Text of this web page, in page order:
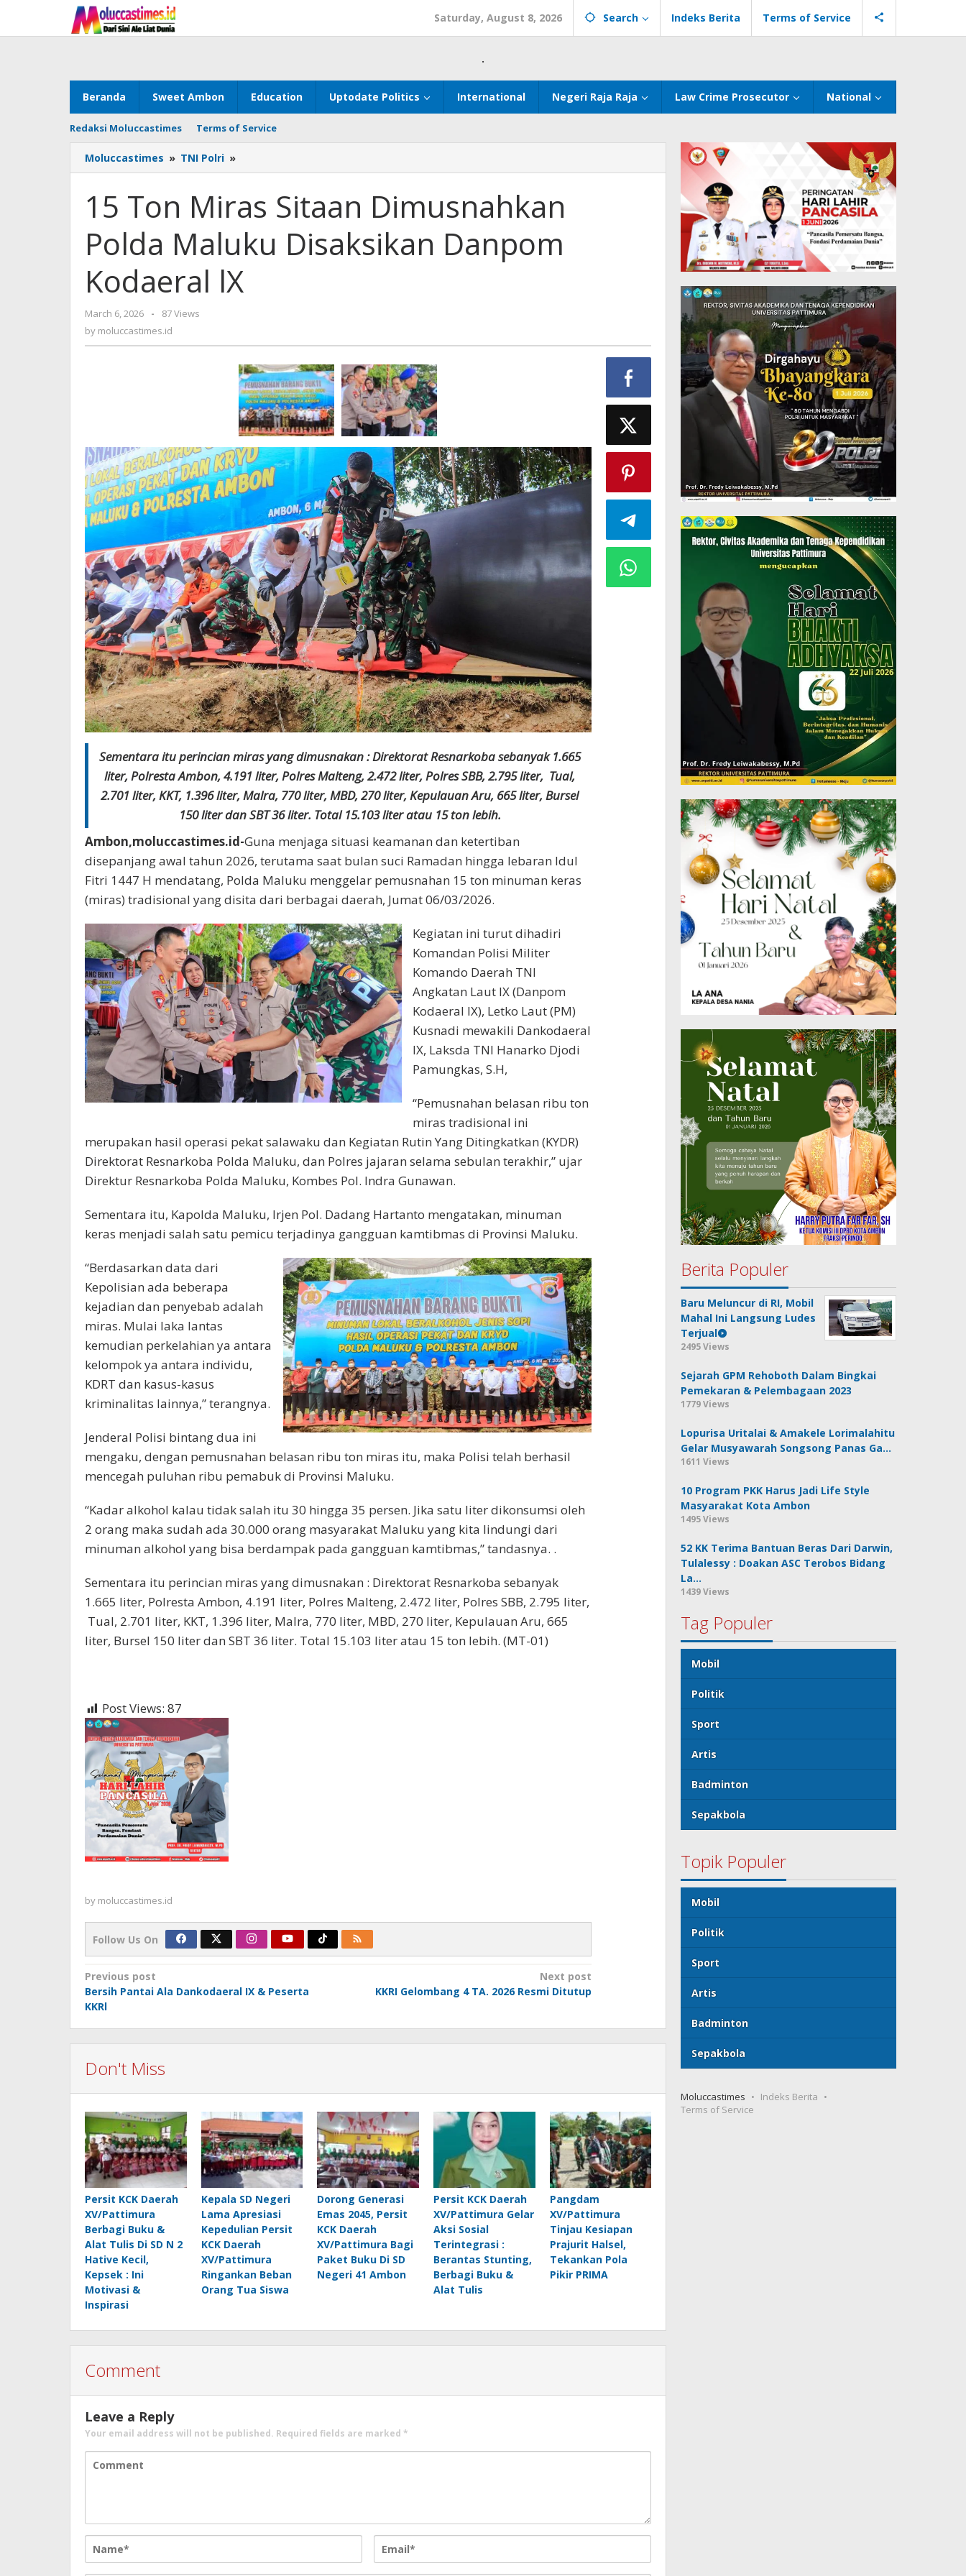
content
Saturday, August 8, 2026 Search Indeks Berita Terms of Service
.
Beranda Sweet Ambon Education Uptodate Politics International Negeri Raja Raja Law Crime Prosecutor National
Redaksi Moluccastimes Terms of Service
Moluccastimes » TNI Polri »
Ton
Sitaan
Dimusnahkan
Polda
Maluku
Danpom
Kodaeral
15 Ton Miras Sitaan Dimusnahkan
Polda Maluku Disaksikan Danpom
Kodaeral lX
March 6, 2026
by
moluccastimes.id
-
87 Views
by moluccastimes.id
Sementara itu perincian miras yang dimusnakan : Direktorat Resnarkoba sebanyak 1.665
liter, Polresta Ambon, 4.191 liter, Polres Malteng, 2.472 liter, Polres SBB, 2.795 liter, Tual,
2.701 liter, KKT, 1.396 liter, Malra, 770 liter, MBD, 270 liter, Kepulauan Aru, 665 liter, Bursel
150 liter dan SBT 36 liter. Total 15.103 liter atau 15 ton lebih.
Ambon,moluccastimes.id-Guna menjaga situasi keamanan dan ketertiban
disepanjang awal tahun 2026, terutama saat bulan suci Ramadan hingga lebaran Idul
Fitri 1447 H mendatang, Polda Maluku menggelar pemusnahan 15 ton minuman keras
(miras) tradisional yang disita dari berbagai daerah, Jumat 06/03/2026.
Kegiatan ini turut dihadiri
Komandan Polisi Militer
Komando Daerah TNl
Angkatan Laut lX (Danpom
Kodaeral lX), Letko Laut (PM)
Kusnadi mewakili Dankodaeral
lX, Laksda TNI Hanarko Djodi
Pamungkas, S.H,
“Pemusnahan belasan ribu ton
miras tradisional ini
merupakan hasil operasi pekat salawaku dan Kegiatan Rutin Yang Ditingkatkan (KYDR)
Direktorat Resnarkoba Polda Maluku, dan Polres jajaran selama sebulan terakhir,” ujar
Direktur Resnarkoba Polda Maluku, Kombes Pol. Indra Gunawan.
Sementara itu, Kapolda Maluku, Irjen Pol. Dadang Hartanto mengatakan, minuman
keras menjadi salah satu pemicu terjadinya gangguan kamtibmas di Provinsi Maluku.
“Berdasarkan data dari
Kepolisian ada beberapa
kejadian dan penyebab adalah
miras. Mulai laka lantas
kemudian perkelahian ya antara
kelompok ya antara individu,
KDRT dan kasus-kasus
kriminalitas lainnya,” terangnya.
Jenderal Polisi bintang dua ini
mengaku, dengan pemusnahan belasan ribu ton miras itu, maka Polisi telah berhasil
mencegah puluhan ribu pemabuk di Provinsi Maluku.
“Kadar alkohol kalau tidak salah itu 30 hingga 35 persen. Jika satu liter dikonsumsi oleh
2 orang maka sudah ada 30.000 orang masyarakat Maluku yang kita lindungi dari
minuman alkohol yang bisa berdampak pada gangguan kamtibmas,” tandasnya. .
Sementara itu perincian miras yang dimusnakan : Direktorat Resnarkoba sebanyak
1.665 liter, Polresta Ambon, 4.191 liter, Polres Malteng, 2.472 liter, Polres SBB, 2.795 liter,
Tual, 2.701 liter, KKT, 1.396 liter, Malra, 770 liter, MBD, 270 liter, Kepulauan Aru, 665
liter, Bursel 150 liter dan SBT 36 liter. Total 15.103 liter atau 15 ton lebih. (MT-01)
Post Views: 87
by moluccastimes.id
Follow Us On
Post
navigation
Previous post
Bersih Pantai Ala Dankodaeral IX & Peserta
KKRl
Next post
KKRI Gelombang 4 TA. 2026 Resmi Ditutup
Don't Miss
Persit KCK Daerah
XV/Pattimura
Berbagi Buku &
Alat Tulis Di SD N 2
Hative Kecil,
Kepsek : Ini
Motivasi &
Inspirasi
Kepala SD Negeri
Lama Apresiasi
Kepedulian Persit
KCK Daerah
XV/Pattimura
Ringankan Beban
Orang Tua Siswa
Dorong Generasi
Emas 2045, Persit
KCK Daerah
XV/Pattimura Bagi
Paket Buku Di SD
Negeri 41 Ambon
Persit KCK Daerah
XV/Pattimura Gelar
Aksi Sosial
Terintegrasi :
Berantas Stunting,
Berbagi Buku &
Alat Tulis
Pangdam
XV/Pattimura
Tinjau Kesiapan
Prajurit Halsel,
Tekankan Pola
Pikir PRIMA
Comment
Leave a Reply
Your email address will not be published. Required fields are marked *
Berita Populer
Baru Meluncur di RI, Mobil
Mahal Ini Langsung Ludes
Terjual
2495 Views
Sejarah GPM Rehoboth Dalam Bingkai
Pemekaran & Pelembagaan 2023
1779 Views
Lopurisa Uritalai & Amakele Lorimalahitu
Gelar Musyawarah Songsong Panas Ga…
1611 Views
10 Program PKK Harus Jadi Life Style
Masyarakat Kota Ambon
1495 Views
52 KK Terima Bantuan Beras Dari Darwin,
Tulalessy : Doakan ASC Terobos Bidang
La…
1439 Views
Tag Populer
Mobil
Politik
Sport
Artis
Badminton
Sepakbola
Topik Populer
Mobil
Politik
Sport
Artis
Badminton
Sepakbola
Moluccastimes
Indeks Berita
Terms of Service